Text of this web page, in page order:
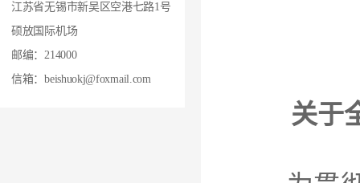
江苏省无锡市新吴区空港七路1号
硕放国际机场
邮编：214000
信箱：beishuokj@foxmail.com
关于